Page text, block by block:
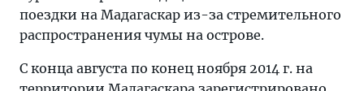
поездки на Мадагаскар из-за стремительного
распространения чумы на острове.
С конца августа по конец ноября 2014 г. на